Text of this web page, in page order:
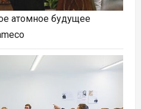
атомное будущее